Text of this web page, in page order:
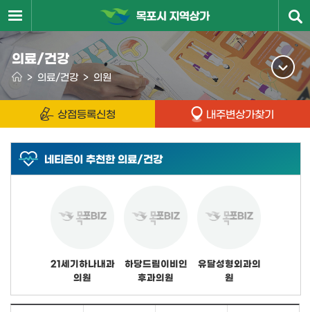
의료/건강
> 의료/건강 > 의원
상점등록신청 내주변상가찾기
네티즌이 추천한 의료/건강
21세기하나내과
의원
하당드림이비인
후과의원
유달성형외과의
원